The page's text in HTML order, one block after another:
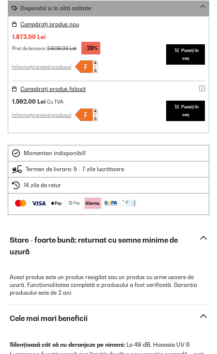
Disponibil și în altă calitate
Cumpărați produs nou
1.873,00 Lei
Preț de lansare:2.609,00 Lei -28%
Informații privind produsul
Puneți în
coș
Cumpărați produs folosit
1.592,00 Lei Cu TVA
Informații privind produsul
Puneți în
coș
Momentan indisponibil!
Termen de livrare: 5 - 7 zile lucrătoare
14 zile de retur
Stare - foarte bună: returnat cu semne minime de
uzură
Acest produs este un produs resigilat sau un produs cu urme ușoare de
uzură. Funcționalitatea completă a produsului a fost verificată. Garanția
produsului este de 2 ani.
Cele mai mari beneficii
Silențioasă cât să nu deranjeze pe nimeni: La 49 dB, Havasia UV 6